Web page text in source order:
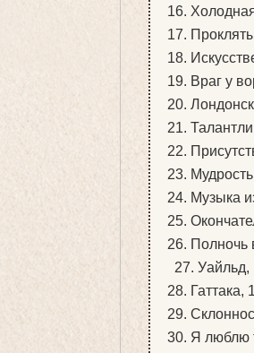
16.
17.
18.
19. Враг у
20.
21.
22.
23.
24. Музыка
25.
26. Полночь
27. Уайльд,
28. Гаттака,
29.
30. Я люблю